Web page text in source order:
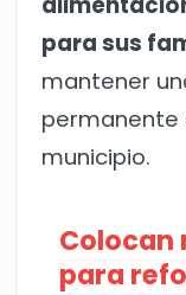
para sus
mantener
permanente
municipio.
Colocan
para